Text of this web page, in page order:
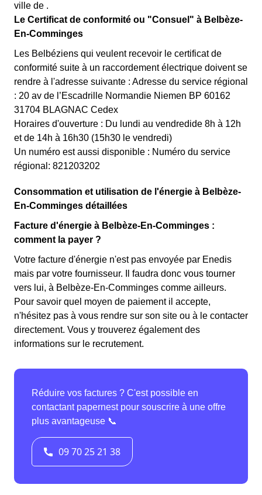
ville de .
Le Certificat de conformité ou "Consuel" à Belbèze-
En-Comminges
Les Belbéziens qui veulent recevoir le certificat de
conformité suite à un raccordement électrique doivent se
rendre à l'adresse suivante : Adresse du service régional
: 20 av de l’Escadrille Normandie Niemen BP 60162
31704 BLAGNAC Cedex
Horaires d'ouverture : Du lundi au vendredide 8h à 12h
et de 14h à 16h30 (15h30 le vendredi)
Un numéro est aussi disponible : Numéro du service
régional: 821203202
Consommation et utilisation de l'énergie à Belbèze-
En-Comminges détaillées
Facture d'énergie à Belbèze-En-Comminges :
comment la payer ?
Votre facture d'énergie n'est pas envoyée par Enedis
mais par votre fournisseur. Il faudra donc vous tourner
vers lui, à Belbèze-En-Comminges comme ailleurs.
Pour savoir quel moyen de paiement il accepte,
n'hésitez pas à vous rendre sur son site ou à le contacter
directement. Vous y trouverez également des
informations sur le recrutement.